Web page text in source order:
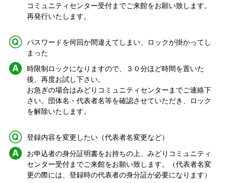
コミュニティセンター受付までご来館をお願い致します。
再発行いたします。
Q.パスワードを何回か間違えてしまい、ロックが掛かってし
まった
A.時限制ロックになりますので、３０分ほど時間を置いた
後、再度お試し下さい。
お急ぎの場合はみどりコミュニティセンターまでご連絡下
さい。団体名・代表者名等を確認させていただき、ロック
を解除いたします。
Q.登録内容を変更したい（代表者名変更など）
A.お申込者の身分証明書をお持ちの上、みどりコミュニティ
センター受付までご来館をお願い致します。（代表者名変
更の際には、登録時の代表者の身分証が必要になります）